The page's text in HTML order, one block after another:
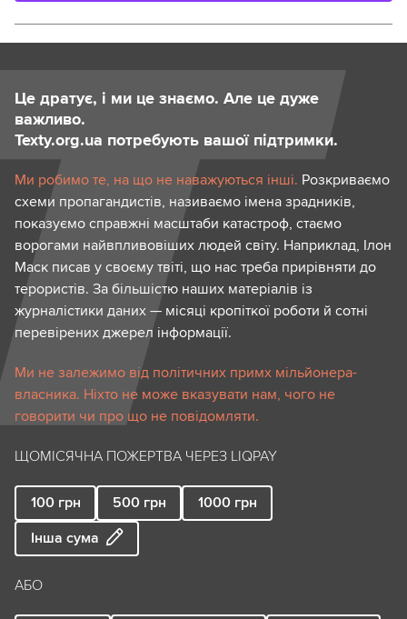
Це дратує, і ми це знаємо. Але це дуже
важливо.
Texty.org.ua потребують вашої підтримки.
Ми робимо те, на що не наважуються інші. Розкриваємо
схеми пропагандистів, називаємо імена зрадників,
показуємо справжні масштаби катастроф, стаємо
ворогами найвпливовіших людей світу. Наприклад, Ілон
Маск писав у своєму твіті, що нас треба прирівняти до
терористів. За більшістю наших матеріалів із
журналістики даних — місяці кропіткої роботи й сотні
перевірених джерел інформації.
Ми не залежимо від політичних примх мільйонера-
власника. Ніхто не може вказувати нам, чого не
говорити чи про що не повідомляти.
ЩОМІСЯЧНА ПОЖЕРТВА ЧЕРЕЗ LIQPAY
100 грн 500 грн 1000 грн
Інша сума
АБО